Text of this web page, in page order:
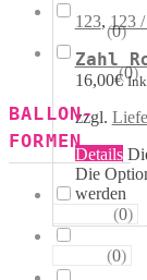
123, 123
Zahl
16,00€
zzgl.
Details
Die
werden
Pastell (0)
Metallik (0)
BALLON-
FORMEN
(0)
(0)